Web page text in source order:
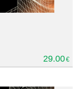
29.00€